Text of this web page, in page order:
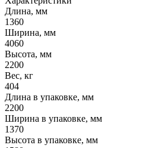
Длина, мм
1360
Ширина, мм
4060
Высота, мм
2200
Вес, кг
404
Длина в упаковке, мм
2200
Ширина в упаковке, мм
1370
Высота в упаковке, мм